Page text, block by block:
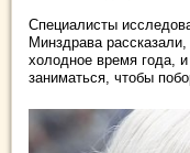
Специалисты
Минздрава
холодное время года,
заниматься, чтобы